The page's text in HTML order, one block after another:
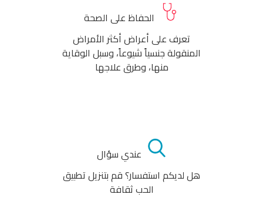
الحفاظ على الصحة
تعرف على أعراض أكثر الأمراض
المنقولة جنسياً شيوعاً، وسبل الوقاية
منها، وطرق علاجها
عندي سؤال
هل لديكم استفسار؟ قم بتنزيل تطبيق
الحب ثقافة